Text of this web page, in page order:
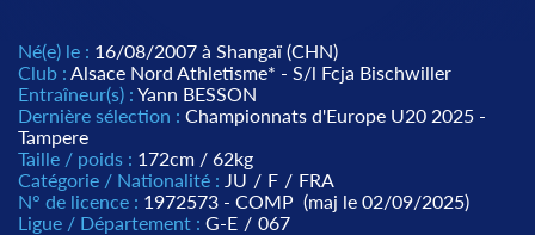
Né(e) le : 16/08/2007 à Shangaï (CHN)
Club : Alsace Nord Athletisme* - S/l Fcja Bischwiller
Entraîneur(s) : Yann BESSON
Dernière sélection : Championnats d'Europe U20 2025 -
Tampere
Taille / poids : 172cm / 62kg
Catégorie / Nationalité : JU / F / FRA
N° de licence : 1972573 - COMP (maj le 02/09/2025)
Ligue / Département : G-E / 067